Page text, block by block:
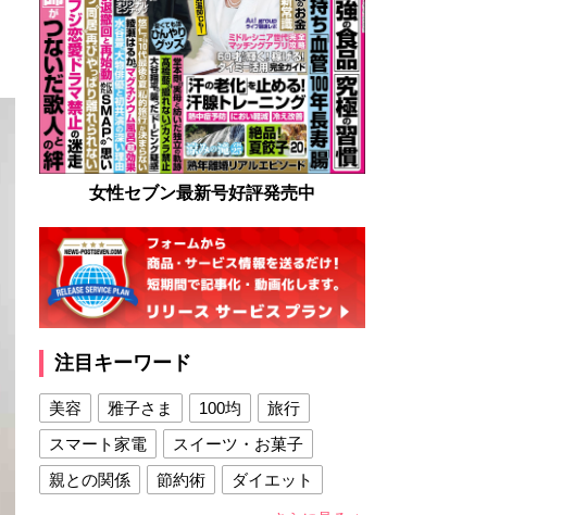
女性セブン最新号好評発売中
注目キーワード
美容 雅子さま 100均
旅行
スマート家電
スイーツ・お菓子
親との関係
節約術
ダイエット